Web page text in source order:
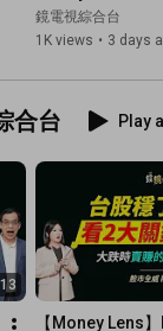
Reached its
the Bottom? |
鏡電視綜合台
1K views • 3 days
合台 Play all
【Money Lens